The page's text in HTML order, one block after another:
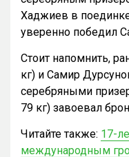
Хаджиев в
уверенно победил
Стоит напомнить,
кг) и Самир
серебряными
79 кг) завоевал
Читайте также: 17-
международным